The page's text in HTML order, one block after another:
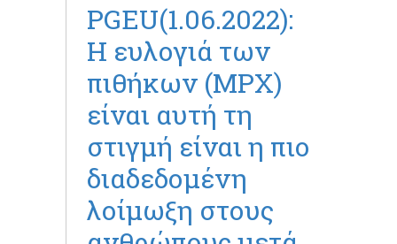
PGEU(1.06.2022):
Η ευλογιά των
πιθήκων (MPX)
είναι αυτή τη
στιγμή είναι η πιο
διαδεδομένη
λοίμωξη στους